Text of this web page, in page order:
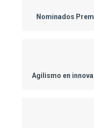
Nominados
Agilismo en